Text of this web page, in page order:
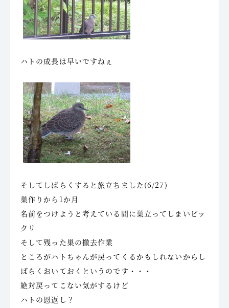
ハトの成長は早いですねぇ
そしてしばらくすると旅立ちました(6/27)
巣作りから1か月
名前をつけようと考えている間に巣立ってしまいビッ
クリ
そして残った巣の撤去作業
ところがハトちゃんが戻ってくるかもしれないからし
ばらくおいておくというのです・・・
絶対戻ってこない気がするけど
ハトの恩返し？